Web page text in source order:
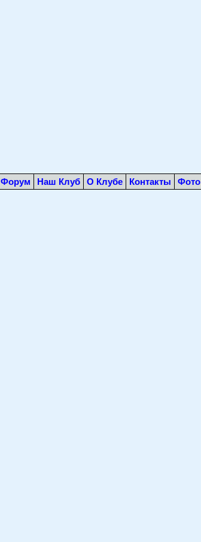
Форум Наш Клуб О Клубе Контакты Фото